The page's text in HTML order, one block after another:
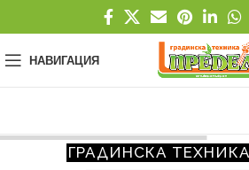
НАВИГАЦИЯ
ГРАДИНСКА